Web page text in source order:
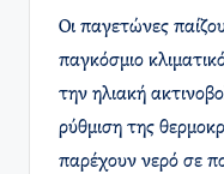
Οι παγετώνες
παγκόσμιο
την ηλιακή
ρύθμιση της
παρέχουν νερό σε